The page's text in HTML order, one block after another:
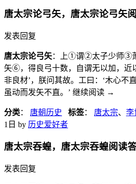
唐太宗论弓矢，唐太宗论弓矢
发表回复
唐太宗论弓矢：上①谓②太子少师③
矢⑥，得良弓十数，自谓无以加，
非良材’，朕问其故。工曰：‘木心
虽动而发矢不直。’ 继续阅读 →
分类： 唐朝历史 标签： 唐太宗、 李
1日 by 历史爱好者
唐太宗吞蝗，唐太宗吞蝗阅读
发表回复